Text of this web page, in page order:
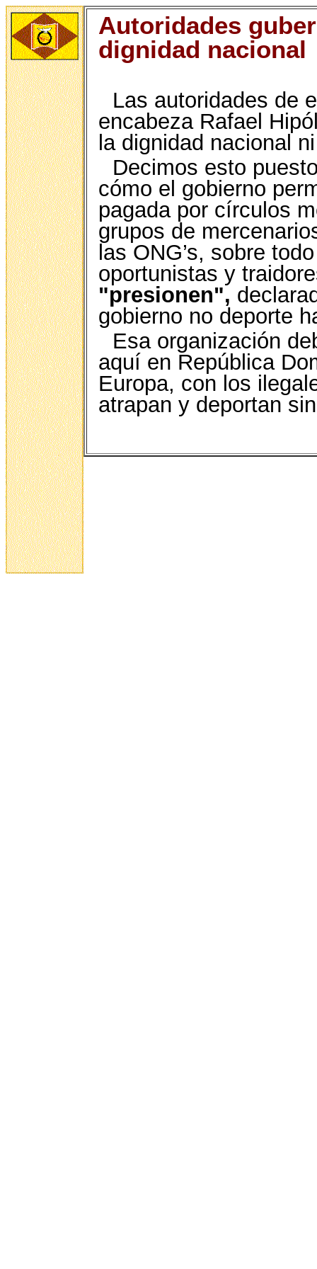
Autoridades
dignidad nacional
Las autoridades de
encabeza Rafael
la dignidad nacional
Decimos esto
cómo el gobierno
pagada por círculos
grupos de
las ONG’s, sobre
oportunistas y
"presionen",
gobierno no deporte
Esa organización
aquí en República
Europa, con los
atrapan y deportan